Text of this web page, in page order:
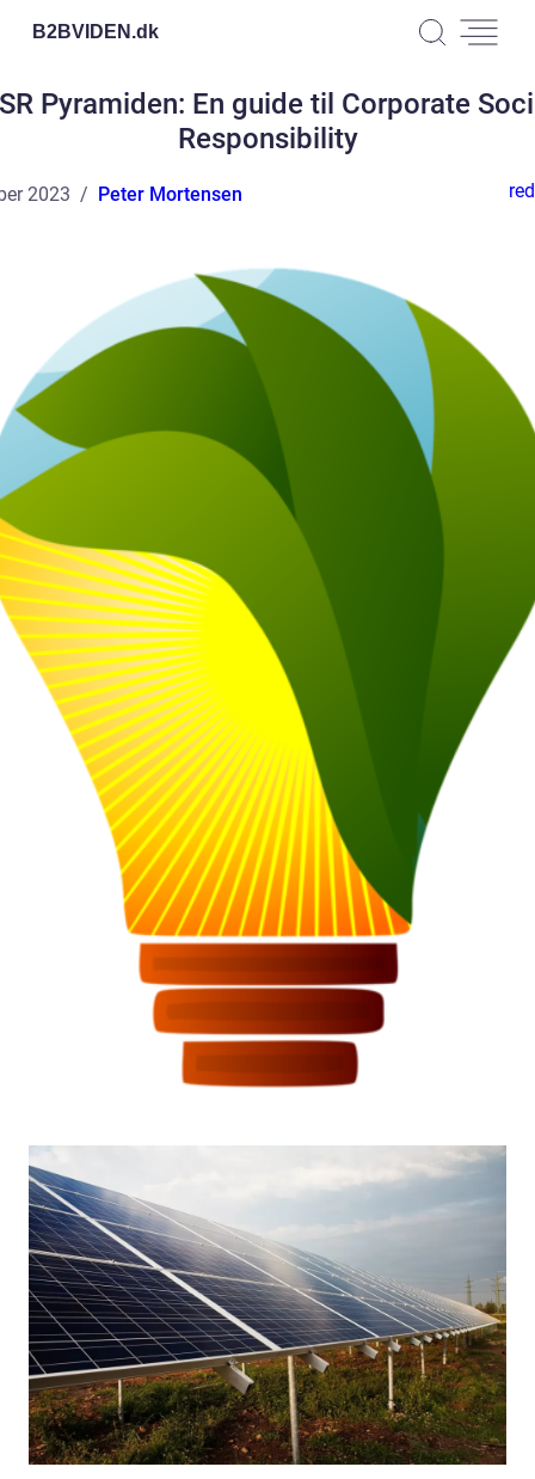
B2BVIDEN.dk
Pyramiden: En guide til Corporate
Responsibility
2023 Peter Mortensen